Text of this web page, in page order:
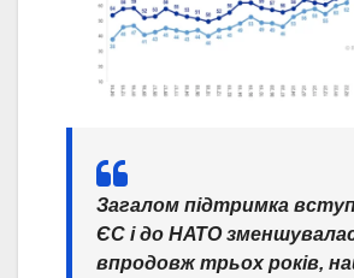
Загалом підтримка
ЄС і до НАТО
впродовж трьох років,